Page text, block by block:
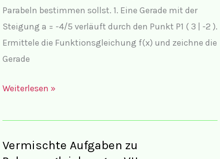
Parabeln bestimmen sollst. 1. Eine Gerade mit der
Steigung a = -4/5 verläuft durch den Punkt P1 ( 3 | -2 ).
Ermittele die Funktionsgleichung f(x) und zeichne die
Gerade
Lösungen
Parabeln
Weiterlesen »
Vermischte Aufgaben zu